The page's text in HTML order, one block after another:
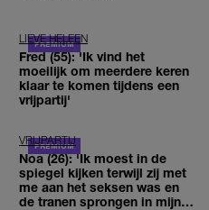
LIEVE HELEEN
Fred (55): 'Ik vind het
moeilijk om meerdere keren
klaar te komen tijdens een
vrijpartij'
VRIJPARTIJ
Noa (26): 'Ik moest in de
spiegel kijken terwijl zij met
me aan het seksen was en
de tranen sprongen in mijn